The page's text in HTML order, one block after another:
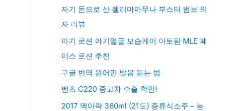
자기 돈으로 산 젤리마마무나 부스터 범보 의
자 리뷰
아기 로션 아기얼굴 보습케어 아토팜 MLE 페
이스 로션 추천
구글 번역 원어민 발음 듣는 법
벤츠 C220 중고차 수출 확인!
2017 맥아락 360ml (21도) 증류식소주 – 농